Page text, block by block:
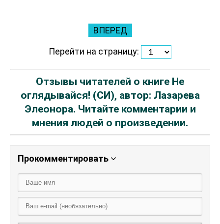
ВПЕРЕД
Перейти на страницу:
Отзывы читателей о книге Не
оглядывайся! (СИ), автор: Лазарева
Элеонора. Читайте комментарии и
мнения людей о произведении.
Прокомментировать